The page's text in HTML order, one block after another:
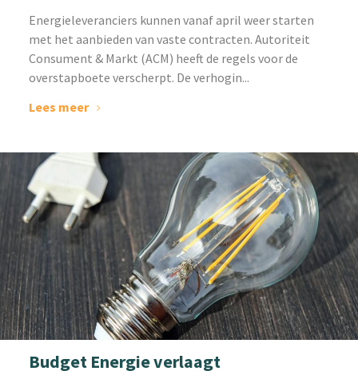
‌Energieleveranciers kunnen vanaf april weer starten
met het aanbieden van vaste contracten. Autoriteit
Consument & Markt (ACM) heeft de regels voor de
overstapboete verscherpt. De verhogin...
Lees meer
Budget Energie verlaagt